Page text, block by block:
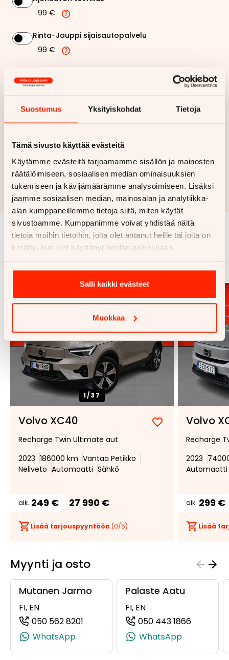
Suostumus Yksityiskohdat Tietoja
Tämä sivusto käyttää evästeitä
Käytämme evästeitä tarjoamamme sisällön ja mainosten
räätälöimiseen, sosiaalisen median ominaisuuksien
tukemiseen ja kävijämäärämme analysoimiseen. Lisäksi
jaamme sosiaalisen median, mainosalan ja analytiikka-
alan kumppaneillemme tietoja siitä, miten käytät
sivustoamme. Kumppanimme voivat yhdistää näitä
tietoja muihin tietoihin, joita olet antanut heille tai joita on
kerätty, kun olet käyttänyt heidän palvelujaan.
Salli kaikki evästeet
Muokkaa
99 €
Rinta-Jouppi sijaisautopalvelu
99 €
Kuukausierä 389,05 €
Näytä hintaerittely
Hae rahoitustarjous
Rahoituslaskelma on suuntaa antava ja edellyttää hyväksytyn
luottopäätöksen ja kaskovakuutuksen.
Samankaltaisia ajoneuvoja
1/37
Volvo XC40
Lisää
suosikiksi
Poista
suosikeista
Recharge Twin Ultimate aut
2023 186000 km Vantaa Petikko
Neliveto Automaatti Sähkö
alk. 249 € 27 990 €
Lisää tarjouspyyntöön (0/5)
Volvo
Recharge
2023
Automaatti
alk. 299 €
Lisää
Myynti ja osto
Mutanen Jarmo
FI, EN
050 562 8201
(+358505628201, 0505628201, +358
WhatsApp
Palaste Aatu
FI, EN
050 443 1866
WhatsApp